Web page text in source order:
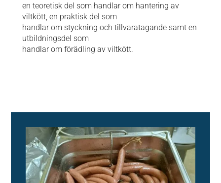
en teoretisk del som handlar om hantering av
viltkött, en praktisk del som
handlar om styckning och tillvaratagande samt en
utbildningsdel som
handlar om förädling av viltkött.